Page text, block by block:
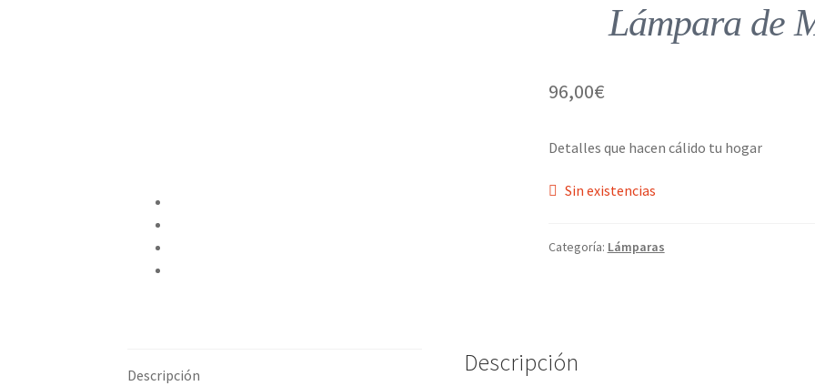
Lámpara de
96,00€
Detalles que hacen cálido tu hogar
Sin existencias
Categoría: Lámparas
Descripción Descripción